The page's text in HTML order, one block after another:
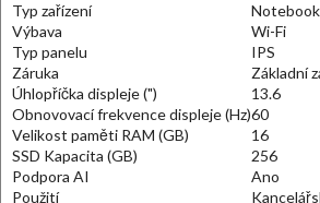
Typ zařízení
Notebook
Výbava
Wi-Fi
Typ panelu
IPS
Záruka
Základní
Úhlopříčka displeje (")
13.6
Obnovovací frekvence displeje (Hz)60
Velikost paměti RAM (GB)
16
SSD Kapacita (GB)
256
Podpora AI
Ano
Použití